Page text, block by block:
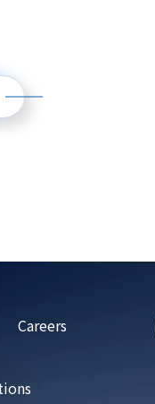
Careers